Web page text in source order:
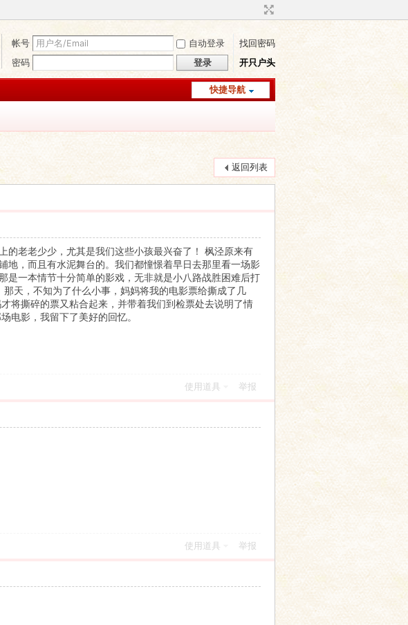
帐号 自动登录
找回密码
密码
登录 开只户头
快捷导航
返回列表
老老少少，尤其是我们这些小孩最兴奋了！ 枫泾原来有
地，而且有水泥舞台的。我们都憧憬着早日去那里看一场影
是一本情节十分简单的影戏，无非就是小八路战胜困难后打
那天，不知为了什么小事，妈妈将我的电影票给撕成了几
将撕碎的票又粘合起来，并带着我们到检票处去说明了情
电影，我留下了美好的回忆。
使用道具 举报
使用道具 举报